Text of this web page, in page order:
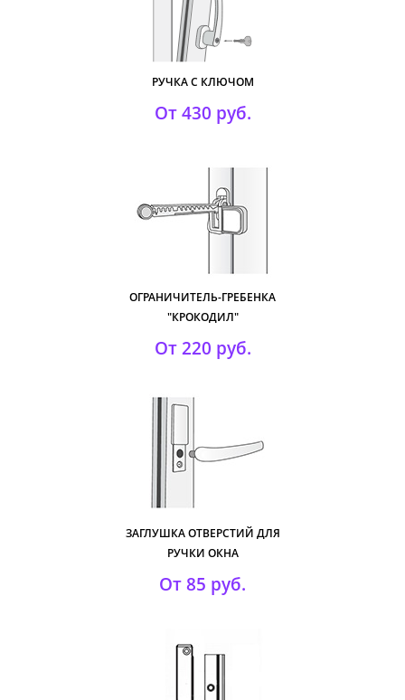
РУЧКА С КЛЮЧОМ
От 430 руб.
ОГРАНИЧИТЕЛЬ-ГРЕБЕНКА
"КРОКОДИЛ"
От 220 руб.
ЗАГЛУШКА ОТВЕРСТИЙ ДЛЯ
РУЧКИ ОКНА
От 85 руб.